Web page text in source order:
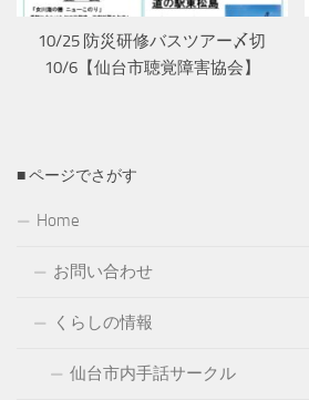
10/25 防災研修バスツアー〆切
10/6【仙台市聴覚障害協会】
■ ページでさがす
Home
お問い合わせ
くらしの情報
仙台市内手話サークル